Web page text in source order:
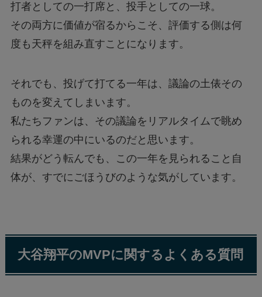
打者としての一打席と、投手としての一球。
その両方に価値が宿るからこそ、評価する側は何
度も天秤を組み直すことになります。
それでも、投げて打てる一年は、議論の土俵その
ものを変えてしまいます。
私たちファンは、その議論をリアルタイムで眺め
られる幸運の中にいるのだと思います。
結果がどう転んでも、この一年を見られること自
体が、すでにごほうびのような気がしています。
大谷翔平のMVPに関するよくある質問